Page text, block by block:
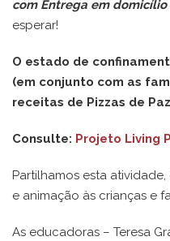
com Entrega em domicílio
esperar!
O estado de
(em conjunto com as
receitas de Pizzas de
Consulte: Projeto Living
Partilhamos esta
e animação às crianças e
As educadoras – Teresa